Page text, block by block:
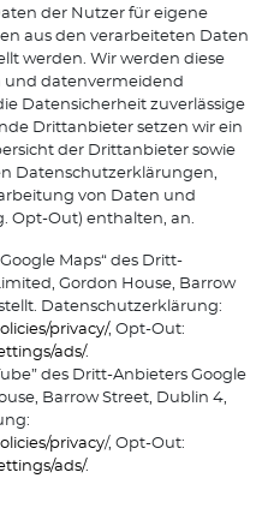
der Nutzer für eigene
aus den verarbeiteten Daten
werden. Wir werden diese
und datenvermeidend
Datensicherheit zuverlässige
Drittanbieter setzen wir ein
der Drittanbieter sowie
Datenschutzerklärungen,
von Daten und
Opt-Out) enthalten, an.
Maps“ des Dritt-
Gordon House, Barrow
Datenschutzerklärung:
privacy/, Opt-Out:
ads/.
des Dritt-Anbieters Google
Barrow Street, Dublin 4,
privacy/, Opt-Out:
ads/.